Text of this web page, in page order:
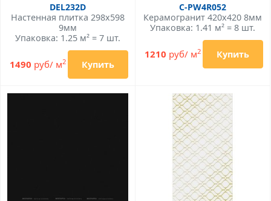
DEL232D
Настенная плитка 298x598
9мм
Упаковка: 1.25 м² = 7 шт.
1490 руб/ м2 Купить
C-PW4R052
Керамогранит 420x420 8мм
Упаковка: 1.41 м² = 8 шт.
1210 руб/ м2 Купить